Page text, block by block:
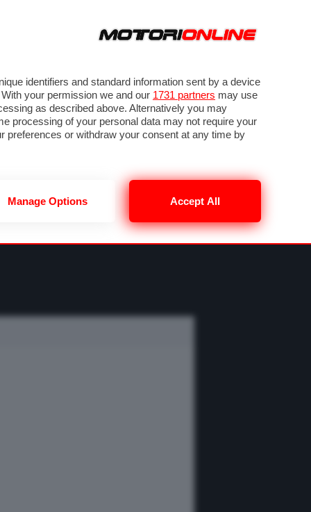
RENDERING PNEUMATICI TRAFFICO
identifiers and standard information sent by a device
your permission we and our 1731 partners may use
as described above. Alternatively you may
processing of your personal data may not require your
preferences or withdraw your consent at any time by
Manage Options Accept All